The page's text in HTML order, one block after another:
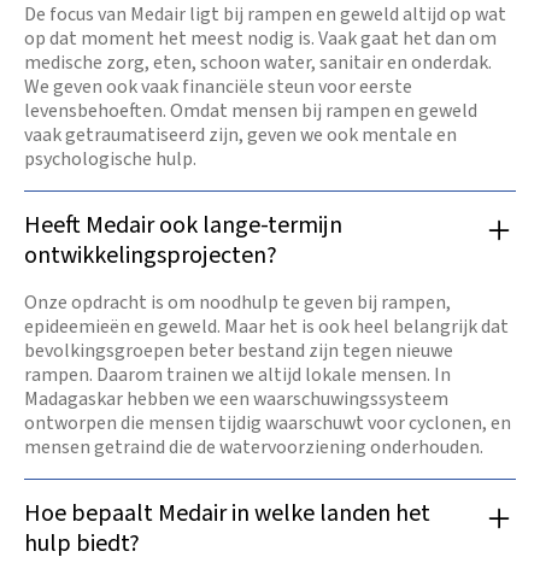
De focus van Medair ligt bij rampen en geweld altijd op wat
op dat moment het meest nodig is. Vaak gaat het dan om
medische zorg, eten, schoon water, sanitair en onderdak.
We geven ook vaak financiële steun voor eerste
levensbehoeften. Omdat mensen bij rampen en geweld
vaak getraumatiseerd zijn, geven we ook mentale en
psychologische hulp.
Heeft Medair ook lange-termijn
ontwikkelingsprojecten?
Onze opdracht is om noodhulp te geven bij rampen,
epideemieën en geweld. Maar het is ook heel belangrijk dat
bevolkingsgroepen beter bestand zijn tegen nieuwe
rampen. Daarom trainen we altijd lokale mensen. In
Madagaskar hebben we een waarschuwingssysteem
ontworpen die mensen tijdig waarschuwt voor cyclonen, en
mensen getraind die de watervoorziening onderhouden.
Hoe bepaalt Medair in welke landen het
hulp biedt?